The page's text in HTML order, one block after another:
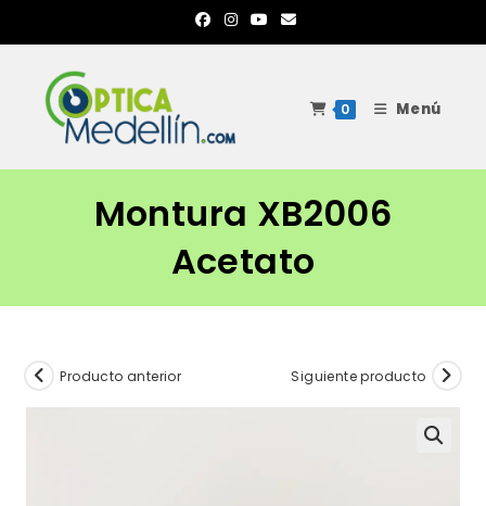
al
contenido
0 Menú
Montura XB2006
Acetato
Producto anterior Siguiente producto